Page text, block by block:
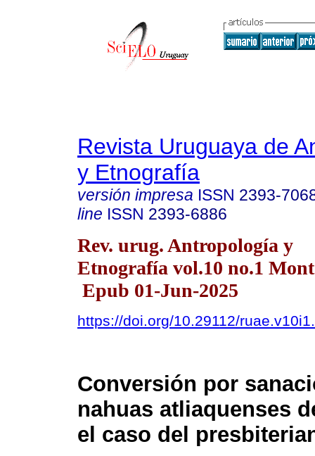
Revista Uruguaya de
y Etnografía
versión impresa ISSN 2393-
line ISSN 2393-6886
Rev. urug. Antropología y
Etnografía vol.10 no.1
Epub 01-Jun-2025
https://doi.org/10.29112/
Conversión por
nahuas atliaquenses
el caso del